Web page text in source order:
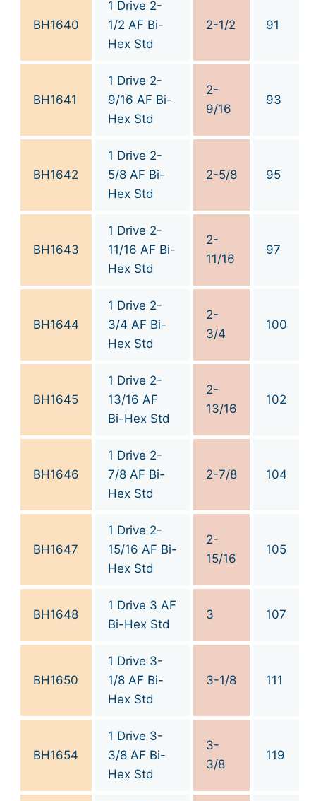
BH1640
1 Drive 2-
1/2 AF Bi-
Hex Std
2-1/2 91
BH1641
1 Drive 2-
9/16 AF Bi-
Hex Std
2-
9/16
93
BH1642
1 Drive 2-
5/8 AF Bi-
Hex Std
2-5/8 95
BH1643
1 Drive 2-
11/16 AF Bi-
Hex Std
2-
11/16
97
BH1644
1 Drive 2-
3/4 AF Bi-
Hex Std
2-
3/4
100
BH1645
1 Drive 2-
13/16 AF
Bi-Hex Std
2-
13/16
102
BH1646
1 Drive 2-
7/8 AF Bi-
Hex Std
2-7/8 104
BH1647
1 Drive 2-
15/16 AF Bi-
Hex Std
2-
15/16
105
BH1648
1 Drive 3 AF
Bi-Hex Std
3 107
BH1650
1 Drive 3-
1/8 AF Bi-
Hex Std
3-1/8 111
BH1654
1 Drive 3-
3/8 AF Bi-
Hex Std
3-
3/8
119